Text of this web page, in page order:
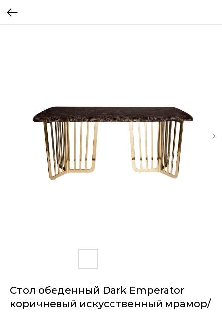
Стол обеденный Dark Emperator
коричневый искусственный мрамор/